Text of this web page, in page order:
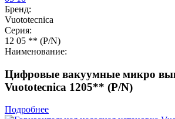
Бренд:
Vuototecnica
Серия:
12 05 ** (P/N)
Наименование:
Цифровые вакуумные микро
Vuototecnica 1205** (P/N)
Подробнее